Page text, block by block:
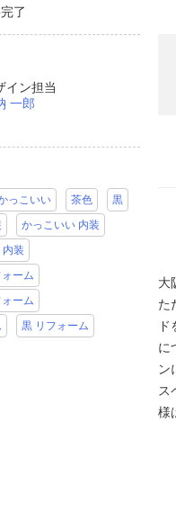
了
イン担当
一郎
っこいい 茶色
黒
かっこいい 内装
内装
ーム
ーム
黒 リフォーム
大
た
に
ン
ス
様